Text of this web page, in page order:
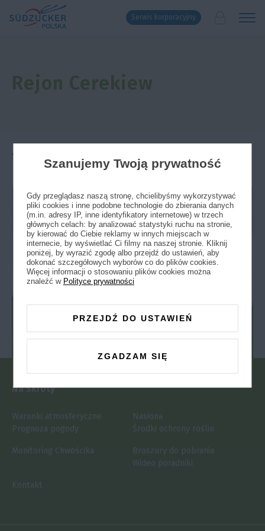
Serwis korporacyjny
Rejon Cerekiew
Strona główna
Na skróty
Warunki atmosferyczne
Prognoza pogody
Nasiona
Środki ochrony roślin
Monitoring Chwościka
Broszury do pobrania
Wideo poradniki
Kontakt
Szanujemy Twoją prywatność
Gdy przeglądasz naszą stronę, chcielibyśmy wykorzystywać
pliki cookies i inne podobne technologie do zbierania danych
(m.in. adresy IP, inne identyfikatory internetowe) w trzech
głównych celach: by analizować statystyki ruchu na stronie,
by kierować do Ciebie reklamy w innych miejscach w
internecie, by wyświetlać Ci filmy na naszej stronie. Kliknij
poniżej, by wyrazić zgodę albo przejdź do ustawień, aby
dokonać szczegółowych wyborów co do plików cookies.
Więcej informacji o stosowaniu plików cookies można
znaleźć w Polityce prywatności
PRZEJDŹ DO USTAWIEŃ
ZGADZAM SIĘ